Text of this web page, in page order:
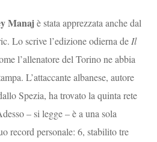
Manajè stata apprezzata anche dal
Lo scrive l’edizione odierna de Il
l’allenatore del Torino ne abbia
L’attaccante albanese, autore
Spezia, ha trovato la quinta rete
– si legge – è a una sola
record personale: 6, stabilito tre